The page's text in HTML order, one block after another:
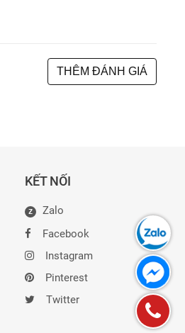
THÊM ĐÁNH GIÁ
KẾT NỐI
Z
Zalo
Facebook
Instagram
Pinterest
Twitter